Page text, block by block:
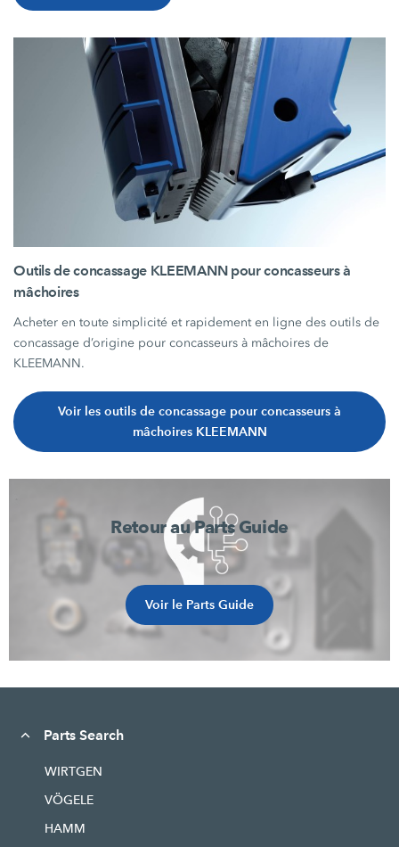
Outils de concassage KLEEMANN pour concasseurs à
mâchoires
Acheter en toute simplicité et rapidement en ligne des outils de
concassage d’origine pour concasseurs à mâchoires de
KLEEMANN.
Voir les outils de concassage pour concasseurs à
mâchoires KLEEMANN
Retour au Parts Guide
Voir le Parts Guide
Parts Search
WIRTGEN
VÖGELE
HAMM